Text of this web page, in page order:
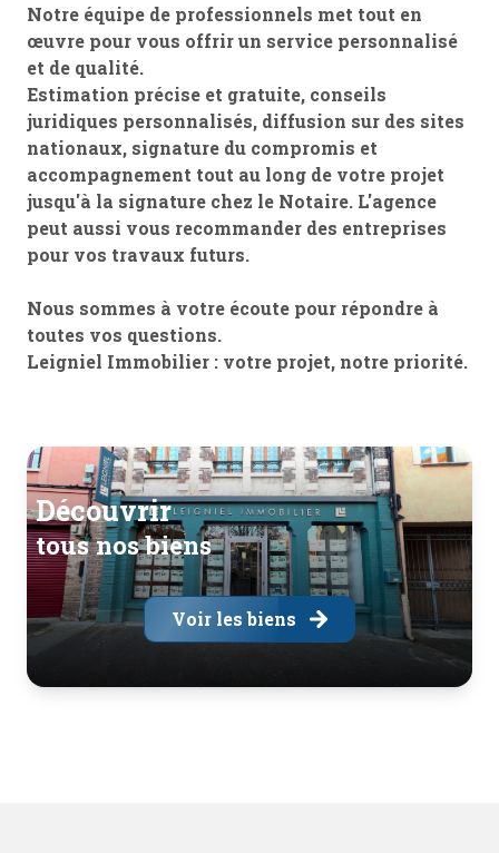
découvrir
tous nos biens
Voir les biens
Notre équipe de professionnels met tout en
œuvre pour vous offrir un service personnalisé
et de qualité.
Estimation précise et gratuite, conseils
juridiques personnalisés, diffusion sur des sites
nationaux, signature du compromis et
accompagnement tout au long de votre projet
jusqu'à la signature chez le Notaire. L'agence
peut aussi vous recommander des entreprises
pour vos travaux futurs.
Nous sommes à votre écoute pour répondre à
toutes vos questions.
Leigniel Immobilier : votre projet, notre priorité.